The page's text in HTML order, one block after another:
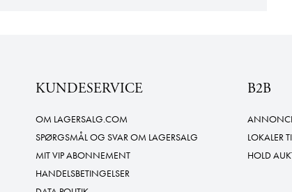
KUNDESERVICE
OM LAGERSALG.COM
SPØRGSMÅL OG SVAR OM LAGERSALG
MIT VIP ABONNEMENT
HANDELSBETINGELSER
B2B
LOKALER
HOLD